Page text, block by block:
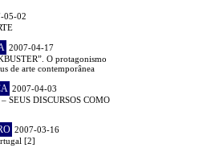
05-02
2007-04-17
O protagonismo
de arte contemporânea
2007-04-03
SEUS DISCURSOS COMO
2007-03-16
[2]